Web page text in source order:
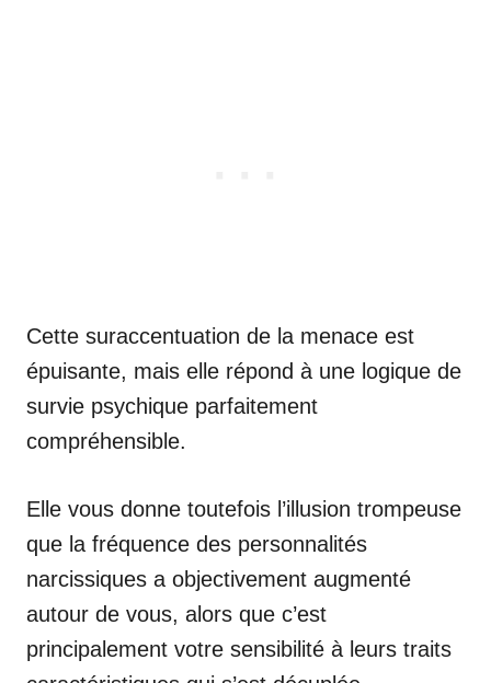
Cette suraccentuation de la menace est
épuisante, mais elle répond à une logique de
survie psychique parfaitement
compréhensible.
Elle vous donne toutefois l’illusion trompeuse
que la fréquence des personnalités
narcissiques a objectivement augmenté
autour de vous, alors que c’est
principalement votre sensibilité à leurs traits